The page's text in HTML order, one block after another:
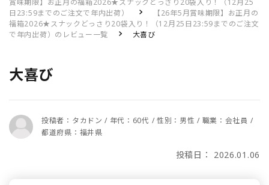
賞味期限】お正月の福箱2026★スナックどっさり20袋入り！（12月25
日23:59までのご注文で年内出荷）
【26年5月賞味期限】お正月の
福箱2026★スナックどっさり20袋入り！（12月25日23:59までのご注文
で年内出荷）のレビュー一覧
大喜び
大喜び
投稿者：タカドン / 年代：60代 / 性別：男性 / 職業：会社員 /
都道府県：福井県
投稿日： 2026.01.06